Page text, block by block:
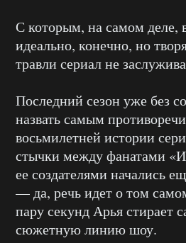
С которым, на самом деле,
идеально, конечно, но
травли сериал не
Последний сезон уже без
назвать самым
восьмилетней истории
стычки между фанатами
ее создателями начались
— да, речь идет о том
пару секунд Арья
сюжетную линию шоу.